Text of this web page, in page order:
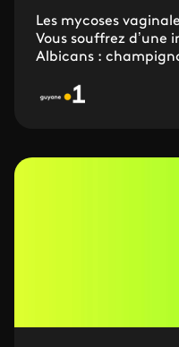
Les mycoses
Vous souffrez d’une
Albicans :